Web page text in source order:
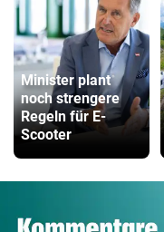
Minister plant
noch strengere
Regeln für E-
Scooter